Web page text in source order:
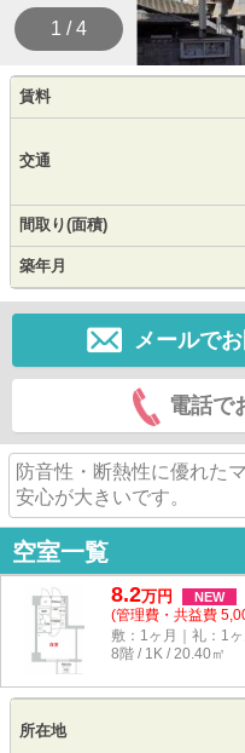
1 / 4
賃料
交通
間取り(面積)
築年月
メールで
電話で
防音性・断熱性に優れた
安心が大きいです。
空室一覧
8.2万円 NEW
(管理費・共益費
敷：1ヶ月｜礼：1ヶ
8階 / 1K / 20.40㎡
所在地